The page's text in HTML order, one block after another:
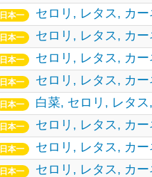
日本一 セロリ, レタス, カ
日本一 セロリ, レタス, カ
日本一 セロリ, レタス, カ
日本一 セロリ, レタス, カ
日本一 白菜, セロリ, レタス,
日本一 セロリ, レタス, カ
日本一 セロリ, レタス, カ
日本一 セロリ, レタス, カ